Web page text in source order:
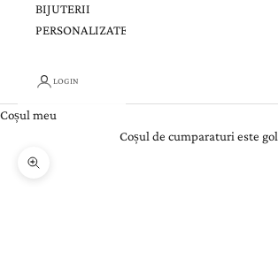
BIJUTERII
PERSONALIZATE
LOGIN
Coșul meu
Coșul de cumparaturi este gol
Zoom